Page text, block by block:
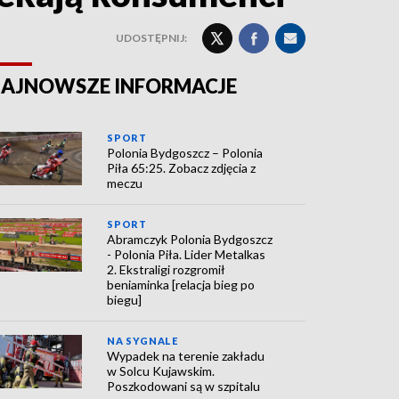
UDOSTĘPNIJ:
INFORMACJE
SPORT
Polonia Bydgoszcz – Polonia
Piła 65:25. Zobacz zdjęcia z
meczu
SPORT
Abramczyk Polonia Bydgoszcz
- Polonia Piła. Lider Metalkas
2. Ekstraligi rozgromił
beniaminka [relacja bieg po
biegu]
NA SYGNALE
Wypadek na terenie zakładu
w Solcu Kujawskim.
Poszkodowani są w szpitalu